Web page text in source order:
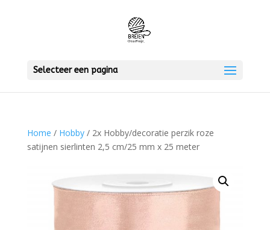
Selecteer een pagina
Home / Hobby/ 2x Hobby/decoratie perzik roze
satijnen sierlinten 2,5 cm/25 mm x 25 meter